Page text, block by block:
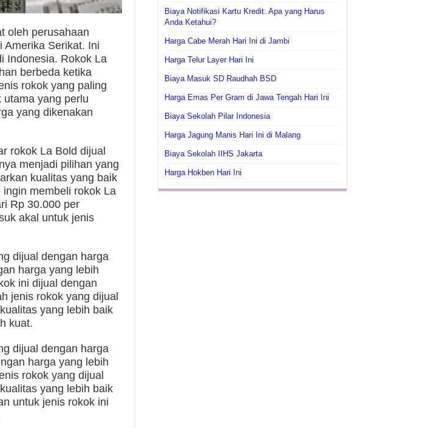
oleh perusahaan
Amerika Serikat. Ini
Indonesia. Rokok La
berbeda ketika
rokok yang paling
utama yang perlu
yang dikenakan
rokok La Bold dijual
menjadi pilihan yang
kualitas yang baik
membeli rokok La
Rp 30.000 per
akal untuk jenis
dijual dengan harga
harga yang lebih
ini dijual dengan
jenis rokok yang dijual
yang lebih baik
kuat.
dijual dengan harga
harga yang lebih
rokok yang dijual
yang lebih baik
untuk jenis rokok ini
Biaya Notifikasi Kartu Kredit: Apa yang Harus
Anda Ketahui?
Harga Cabe Merah Hari Ini di Jambi
Harga Telur Layer Hari Ini
Biaya Masuk SD Raudhah BSD
Harga Emas Per Gram di Jawa Tengah Hari Ini
Biaya Sekolah Pilar Indonesia
Harga Jagung Manis Hari Ini di Malang
Biaya Sekolah IIHS Jakarta
Harga Hokben Hari Ini